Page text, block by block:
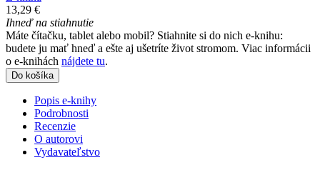
13,29 €
Ihneď na stiahnutie
Máte čítačku, tablet alebo mobil? Stiahnite si do nich e-knihu:
budete ju mať hneď a ešte aj ušetríte život stromom. Viac informácii
o e-knihách nájdete tu.
Do košíka
Popis e-knihy
Podrobnosti
Recenzie
O autorovi
Vydavateľstvo